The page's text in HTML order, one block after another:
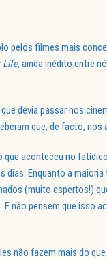
pelos filmes mais
Life, ainda inédito entre
devia passar nos
que, de facto, nos
que aconteceu no
dias. Enquanto a
(muito espertos!)
E não pensem que isso
não fazem mais do